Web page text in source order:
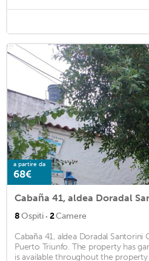
a partire da
68€
Cabaña 41, aldea Doradal
8Ospiti · 2Camere
Cabaña 41, aldea Doradal
Puerto Triunfo. The property has
is available throughout the